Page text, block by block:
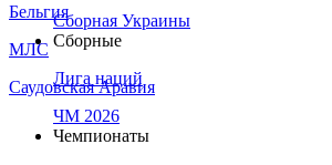
Бельгия
МЛС
Саудовская Аравия
Сборная Украины
Сборные
Лига наций
ЧМ 2026
Чемпионаты